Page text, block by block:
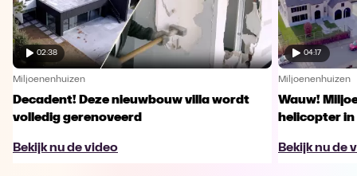
02:38
Miljoenenhuizen
Decadent! Deze nieuwbouw villa wordt
volledig gerenoveerd
Bekijk nu de video
04:17
Miljoenenhuizen
Wauw!
helicopter
Bekijk nu de